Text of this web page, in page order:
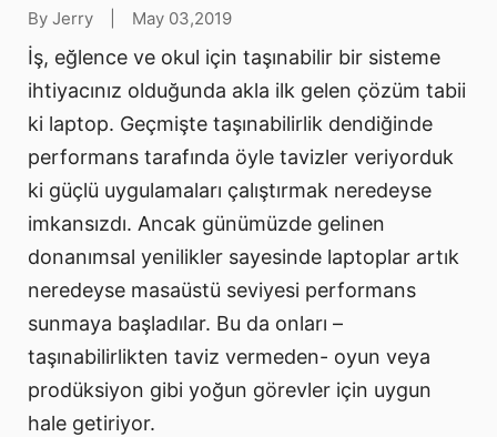
By Jerry May 03,2019
İş, eğlence ve okul için taşınabilir bir sisteme
ihtiyacınız olduğunda akla ilk gelen çözüm tabii
ki laptop. Geçmişte taşınabilirlik dendiğinde
performans tarafında öyle tavizler veriyorduk
ki güçlü uygulamaları çalıştırmak neredeyse
imkansızdı. Ancak günümüzde gelinen
donanımsal yenilikler sayesinde laptoplar artık
neredeyse masaüstü seviyesi performans
sunmaya başladılar. Bu da onları –
taşınabilirlikten taviz vermeden- oyun veya
prodüksiyon gibi yoğun görevler için uygun
hale getiriyor.